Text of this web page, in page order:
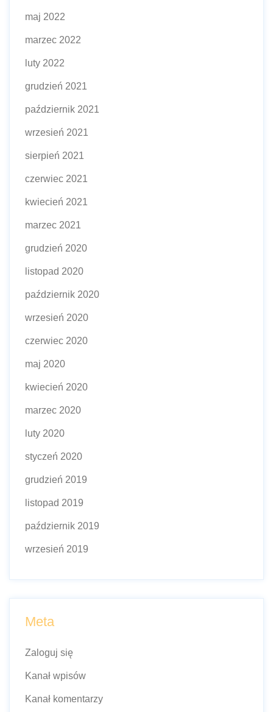
maj 2022
marzec 2022
luty 2022
grudzień 2021
październik 2021
wrzesień 2021
sierpień 2021
czerwiec 2021
kwiecień 2021
marzec 2021
grudzień 2020
listopad 2020
październik 2020
wrzesień 2020
czerwiec 2020
maj 2020
kwiecień 2020
marzec 2020
luty 2020
styczeń 2020
grudzień 2019
listopad 2019
październik 2019
wrzesień 2019
Meta
Zaloguj się
Kanał wpisów
Kanał komentarzy